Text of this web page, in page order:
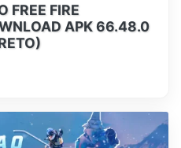
FREE FIRE
APK 66.48.0